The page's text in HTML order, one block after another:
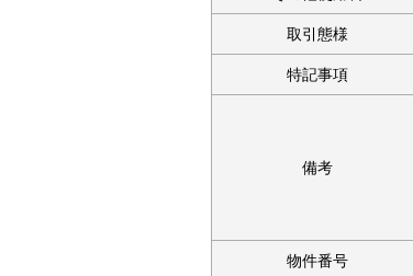
取引態様
特記事項
備考
物件番号